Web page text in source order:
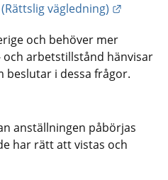
vägledning)
och behöver mer
arbetstillstånd hänvisar
beslutar i dessa frågor.
anställningen påbörjas
har rätt att vistas och